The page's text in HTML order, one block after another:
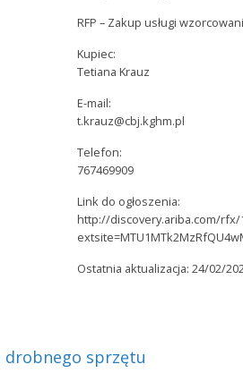
RFP – Zakup usługi
Kupiec:
Tetiana Krauz
E-mail:
t.krauz@cbj.kghm.pl
Telefon:
767469909
Link do ogłoszenia:
http://discovery.ariba.com/rfx/
Ostatnia aktualizacja: 24/02/
drobnego sprzętu